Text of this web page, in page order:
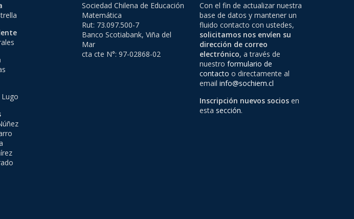
Sociedad Chilena de Educación
Matemática
Rut: 73.097.500-7
Banco Scotiabank, Viña del
Mar
cta cte N°: 97-02868-02
Con el fin de actualizar nuestra
base de datos y mantener un
fluido contacto con ustedes,
solicitamos nos envíen su
dirección de correo
electrónico, a través de
nuestro formulario de
contacto o directamente al
email info@sochiem.cl
Inscripción nuevos socios en
esta sección.